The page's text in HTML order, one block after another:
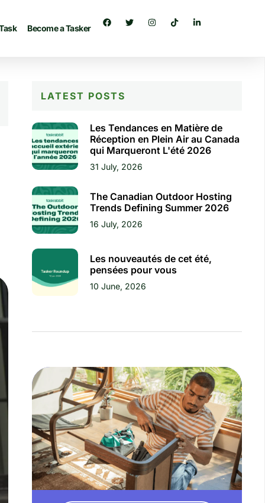
Become a Tasker
LATEST POSTS
Les Tendances en Matière de
Réception en Plein Air au Canada
qui Marqueront L'été 2026
31 July, 2026
The Canadian Outdoor Hosting
Trends Defining Summer 2026
16 July, 2026
Les nouveautés de cet été,
pensées pour vous
10 June, 2026